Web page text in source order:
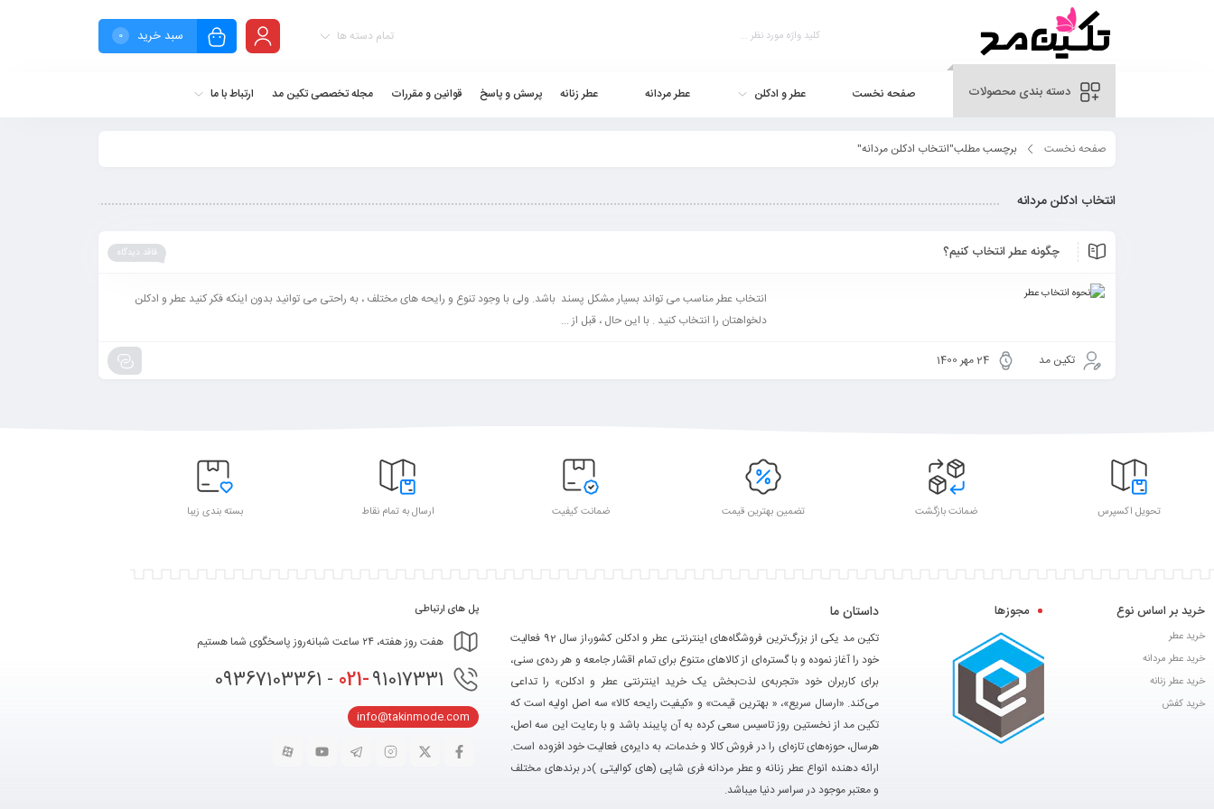
سبد خرید 0 تمام دسته ها
دسته بندی محصولات صفحه نخست عطر و ادکلن عطر مردانه عطر زنانه پرسش و پاسخ قوانین و مقررات مجله تخصصی تکین مد ارتباط با ما
صفحه نخست برچسب مطلب"انتخاب ادکلن مردانه"
انتخاب ادکلن مردانه
فاقد دیدگاه چگونه عطر انتخاب کنیم؟
انتخاب عطر مناسب می تواند بسیار مشکل پسند باشد. ولی با وجود تنوع و رایحه های مختلف ، به راحتی می توانید بدون اینکه فکر کنید عطر و ادکلن
دلخواهتان را انتخاب کنید . با این حال ، قبل از ...
تکین مد 24 مهر 1400
تحویل اکسپرس ضمانت بازگشت تضمین بهترین قیمت ضمانت کیفیت ارسال به تمام نقاط بسته بندی زیبا
خرید بر اساس نوع
خرید عطر
خرید عطر مردانه
خرید عطر زنانه
خرید کفش
مجوزها داستان ما
تکین مد یکی از بزرگ‌ترین فروشگاه‌های اینترنتی عطر و ادکلن کشور،از سال 92 فعالیت
خود را آغاز نموده و با گستره‌ای از کالاهای متنوع برای تمام اقشار جامعه و هر رده‌ی سنی،
برای کاربران خود «تجربه‌ی لذت‌بخش یک خرید اینترنتی عطر و ادکلن» را تداعی
می‌کند. «ارسال سریع»، « بهترین قیمت» و «کیفیت رایحه کالا» سه اصل اولیه است که
تکین مد از نخستین روز تاسیس سعی کرده به آن پایبند باشد و با رعایت این سه اصل،
هرسال، حوزه‌های تازه‌ای را در فروش کالا و خدمات، به دایره‌ی فعالیت خود افزوده است.
ارائه دهنده انواع عطر زنانه و عطر مردانه فری شاپی (های کوالیتی )در برندهای مختلف
و معتبر موجود در سراسر دنیا میباشد.
پل های ارتباطی
هفت روز هفته، ۲۴ ساعت شبانه‌روز پاسخگوی شما هستیم
021-91017331 - 09367103361
info@takinmode.com